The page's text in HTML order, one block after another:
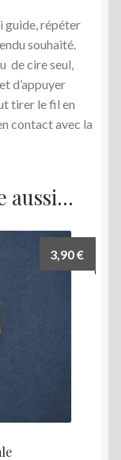
guide, répéter
souhaité.
de cire seul,
d’appuyer
tirer le fil en
contact avec la
aussi…
3,90€